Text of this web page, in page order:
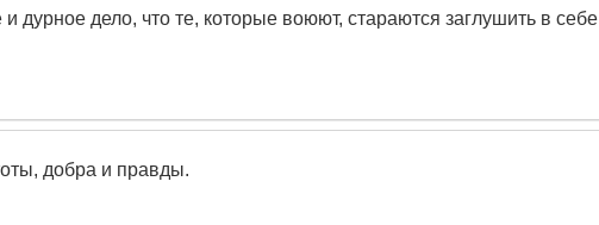
дурное дело, что те, которые воюют, стараются заглушить в себе
добра и правды.